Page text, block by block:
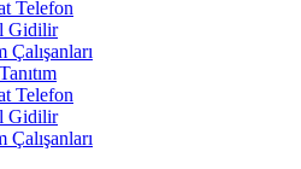
Telefon
Gidilir
Çalışanları
Telefon
Gidilir
Çalışanları